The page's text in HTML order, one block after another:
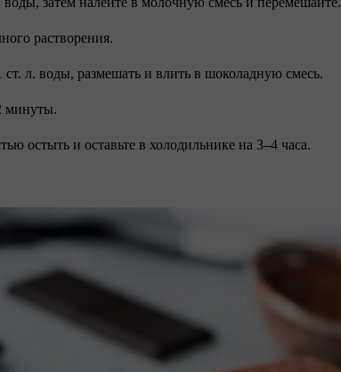
растворения.
ст. л. воды, размешать и влить в шоколадную смесь.
минуты.
остыть и оставьте в холодильнике на 3–4 часа.